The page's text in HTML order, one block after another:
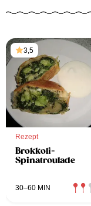
3,5
Rezept
Brokkoli-
Spinatroulade
30–60 MIN